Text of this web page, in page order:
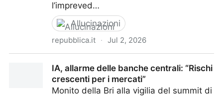
l’impreved…
Allucinazioni
repubblica.it · Jul 2, 2026
Germania-ParaguayIA, allarme delle banche centrali: “Rischi
crescenti per i mercati”
Monito della Bri alla vigilia del summit di